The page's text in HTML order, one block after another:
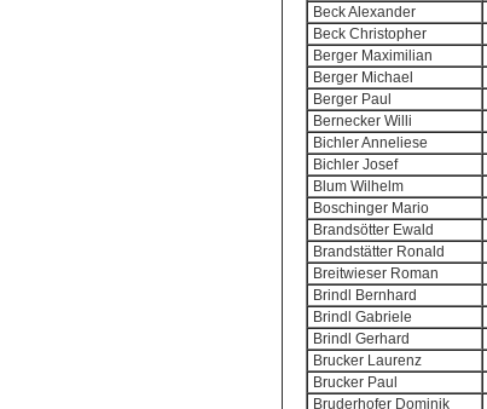
Beck Alexander
Beck Christopher
Berger Maximilian
Berger Michael
Berger Paul
Bernecker Willi
Bichler Anneliese
Bichler Josef
Blum Wilhelm
Boschinger Mario
Brandsötter Ewald
Brandstätter Ronald
Breitwieser Roman
Brindl Bernhard
Brindl Gabriele
Brindl Gerhard
Brucker Laurenz
Brucker Paul
Bruderhofer Dominik